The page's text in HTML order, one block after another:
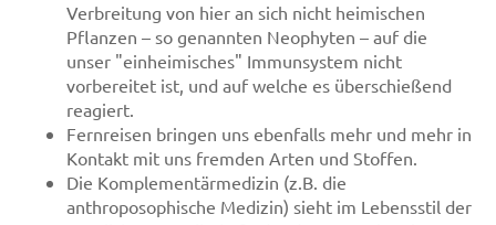
Verbreitung von hier an sich nicht heimischen
Pflanzen – so genannten Neophyten – auf die
unser "einheimisches" Immunsystem nicht
vorbereitet ist, und auf welche es überschießend
reagiert.
Fernreisen bringen uns ebenfalls mehr und mehr in
Kontakt mit uns fremden Arten und Stoffen.
Die Komplementärmedizin (z.B. die
anthroposophische Medizin) sieht im Lebensstil der